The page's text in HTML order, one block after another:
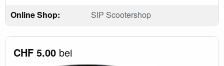
Online Shop:
SIP Scootershop
CHF 5.00 bei